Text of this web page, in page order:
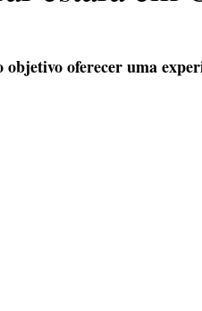
oferecer uma